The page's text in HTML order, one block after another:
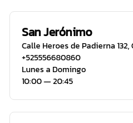
San Jerónimo
Calle Heroes de Padierna 132,
+525556680860
Lunes a Domingo
10:00 ― 20:45